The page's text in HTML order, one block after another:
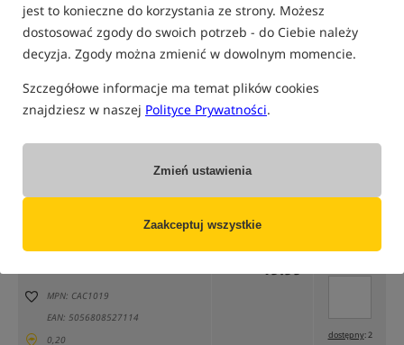
jest to konieczne do korzystania ze strony. Możesz
dostosować zgody do swoich potrzeb - do Ciebie należy
decyzja. Zgody można zmienić w dowolnym momencie.
Szczegółowe informacje ma temat plików cookies
znajdziesz w naszej Polityce Prywatności.
Zmień ustawienia
Zaakceptuj wszystkie
(część opcji mogła zostać ukryta przez wybrany sposób filtrowania)
Cena PLN
MPN: CAC1019
EAN: 5056808527114
0,20
19.99
dostępny: 2